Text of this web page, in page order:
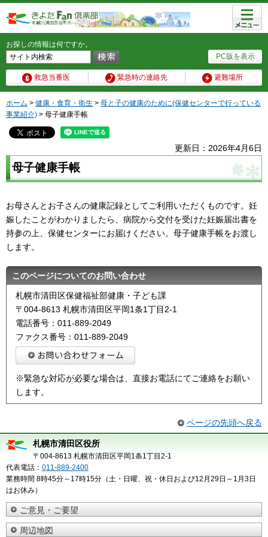
PC版を表示
お探しの情報は何ですか。
救急当番医 緊急時の連絡先 避難場所
メニュ
ー
ホーム > 健康・食育・衛生 > 母と子の健康のために(保健センターで行っている
事業紹介) > 母子健康手帳
更新日：2026年4月6日
母子健康手帳
お母さんとお子さんの健康記録としてご利用いただくものです。妊
娠したことがわかりましたら、病院から交付を受けた妊娠届出書を
持参の上、保健センターにお届けください。母子健康手帳をお渡し
します。
このページについてのお問い合わせ
札幌市清田区保健福祉部健康・子ども課
〒004-8613 札幌市清田区平岡1条1丁目2-1
電話番号：011-889-2049
ファクス番号：011-889-2049
※緊急な対応が必要な場合は、直接お電話にてご連絡をお願い
します。
ページの先頭へ戻る
札幌市清田区役所
〒004-8613 札幌市清田区平岡1条1丁目2-1
代表電話： 011-889-2400
業務時間 8時45分～17時15分（土・日曜、祝・休日および12月29日～1月3日
はお休み）
ご意見・ご要望
周辺地図